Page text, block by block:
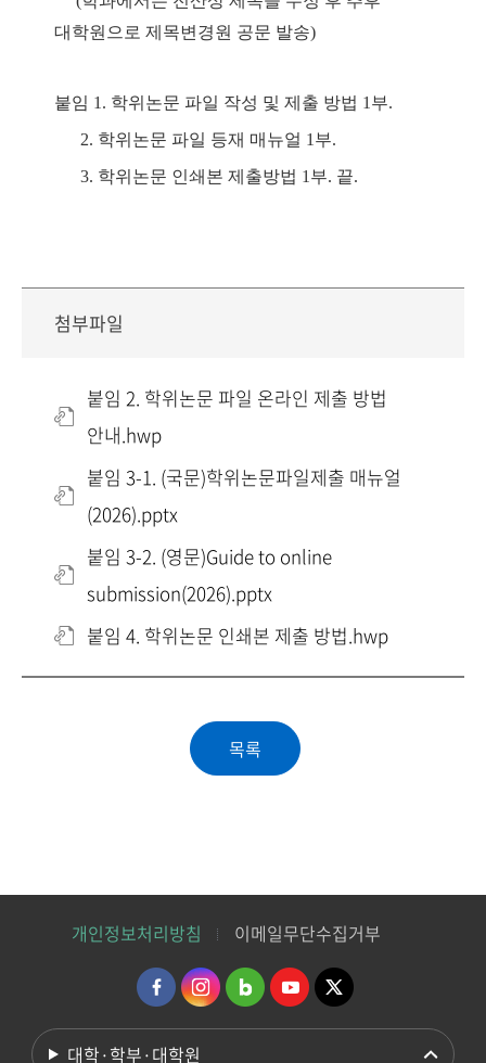
대학원으로 제목변경원 공문 발송)
붙임 1. 학위논문 파일 작성 및 제출 방법 1 부.
2. 학위논문 파일 등재 매뉴얼 1 부.
3. 학위논문 인쇄본 제출방법 1 부. 끝.
첨부파일
붙임 2. 학위논문 파일 온라인 제출 방법
안내.hwp
붙임 3-1. (국문)학위논문파일제출 매뉴얼
(2026).pptx
붙임 3-2. (영문)Guide to online
submission(2026).pptx
붙임 4. 학위논문 인쇄본 제출 방법.hwp
개인정보처리방침 이메일무단수집거부
대학·학부·대학원